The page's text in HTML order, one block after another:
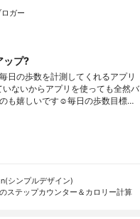
ガー
ップ?
日の歩数を計測してくれるアプリ
いないからアプリを使っても全然バ
も嬉しいです☺️毎日の歩数目標…
シンプルデザイン)
ステップカウンター＆カロリー計算